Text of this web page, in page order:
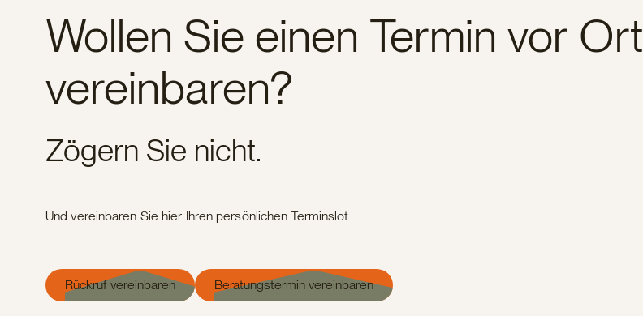
Wollen Sie einen Termin vor Ort
vereinbaren?
Zögern Sie nicht.
Und vereinbaren Sie hier Ihren persönlichen Terminslot.
Rückruf vereinbaren Beratungstermin vereinbaren